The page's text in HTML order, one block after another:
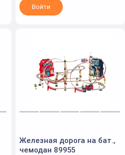
Войти
Железная дорога на бат.,
чемодан 89955